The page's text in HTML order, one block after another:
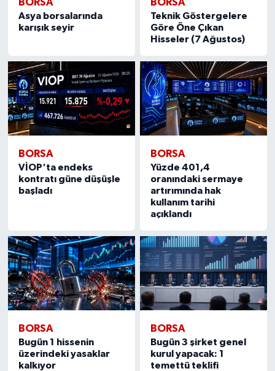
BORSA
Asya borsalarında
karışık seyir
BORSA
Teknik Göstergelere
Göre Öne Çıkan
Hisseler (7 Ağustos)
BORSA
VİOP'ta endeks
kontratı güne düşüşle
başladı
BORSA
Yüzde 401,4
oranındaki sermaye
artırımında hak
kullanım tarihi
açıklandı
BORSA
Bugün 1 hissenin
üzerindeki yasaklar
kalkıyor
BORSA
Bugün 3 şirket genel
kurul yapacak: 1
temettü teklifi